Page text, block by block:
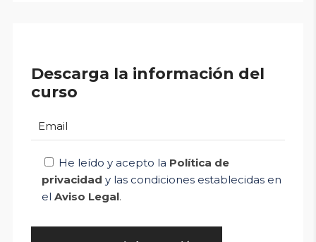
Descarga la información del
curso
He leído y acepto la Política de
privacidad y las condiciones establecidas en
el Aviso Legal.